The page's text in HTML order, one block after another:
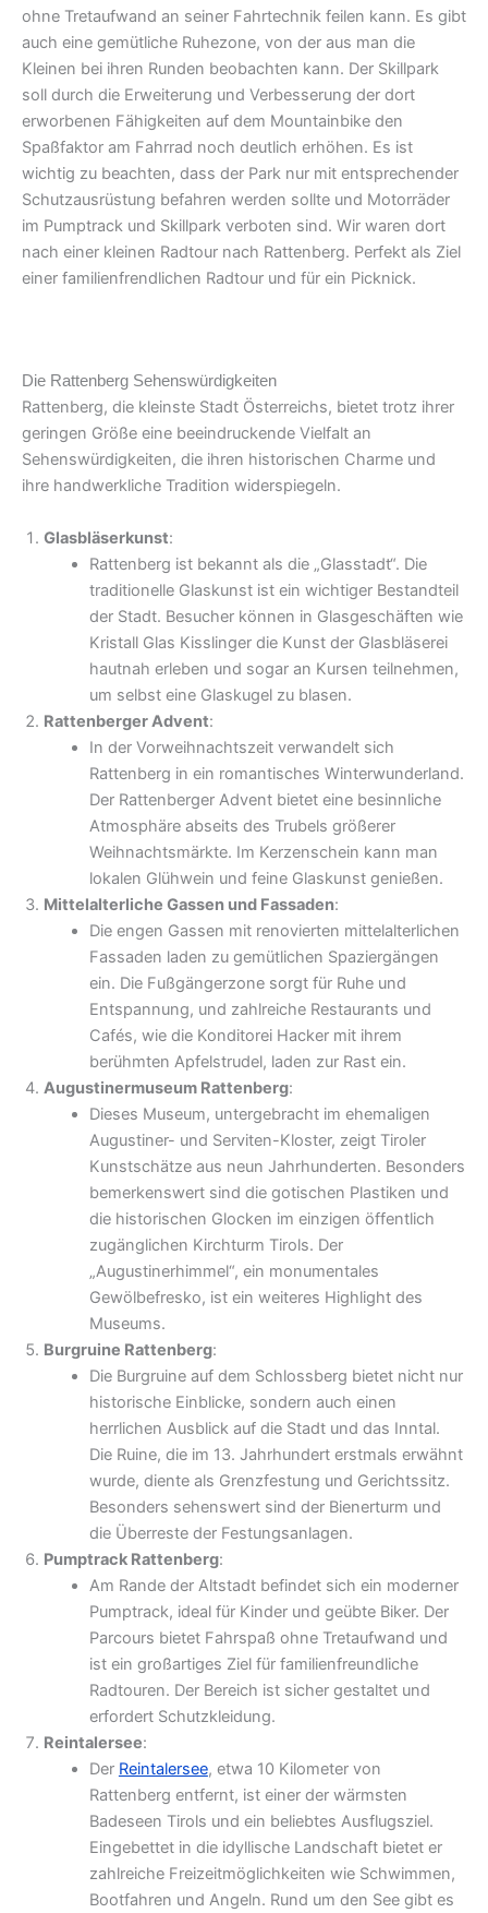
ohne Tretaufwand an seiner Fahrtechnik feilen kann. Es gibt
auch eine gemütliche Ruhezone, von der aus man die
Kleinen bei ihren Runden beobachten kann. Der Skillpark
soll durch die Erweiterung und Verbesserung der dort
erworbenen Fähigkeiten auf dem Mountainbike den
Spaßfaktor am Fahrrad noch deutlich erhöhen. Es ist
wichtig zu beachten, dass der Park nur mit entsprechender
Schutzausrüstung befahren werden sollte und Motorräder
im Pumptrack und Skillpark verboten sind. Wir waren dort
nach einer kleinen Radtour nach Rattenberg. Perfekt als Ziel
einer familienfrendlichen Radtour und für ein Picknick.
Die Rattenberg Sehenswürdigkeiten
Rattenberg, die kleinste Stadt Österreichs, bietet trotz ihrer
geringen Größe eine beeindruckende Vielfalt an
Sehenswürdigkeiten, die ihren historischen Charme und
ihre handwerkliche Tradition widerspiegeln.
Glasbläserkunst:
Rattenberg ist bekannt als die „Glasstadt“. Die
traditionelle Glaskunst ist ein wichtiger Bestandteil
der Stadt. Besucher können in Glasgeschäften wie
Kristall Glas Kisslinger die Kunst der Glasbläserei
hautnah erleben und sogar an Kursen teilnehmen,
um selbst eine Glaskugel zu blasen.
Rattenberger Advent:
In der Vorweihnachtszeit verwandelt sich
Rattenberg in ein romantisches Winterwunderland.
Der Rattenberger Advent bietet eine besinnliche
Atmosphäre abseits des Trubels größerer
Weihnachtsmärkte. Im Kerzenschein kann man
lokalen Glühwein und feine Glaskunst genießen.
Mittelalterliche Gassen und Fassaden:
Die engen Gassen mit renovierten mittelalterlichen
Fassaden laden zu gemütlichen Spaziergängen
ein. Die Fußgängerzone sorgt für Ruhe und
Entspannung, und zahlreiche Restaurants und
Cafés, wie die Konditorei Hacker mit ihrem
berühmten Apfelstrudel, laden zur Rast ein.
Augustinermuseum Rattenberg:
Dieses Museum, untergebracht im ehemaligen
Augustiner- und Serviten-Kloster, zeigt Tiroler
Kunstschätze aus neun Jahrhunderten. Besonders
bemerkenswert sind die gotischen Plastiken und
die historischen Glocken im einzigen öffentlich
zugänglichen Kirchturm Tirols. Der
„Augustinerhimmel“, ein monumentales
Gewölbefresko, ist ein weiteres Highlight des
Museums.
Burgruine Rattenberg:
Die Burgruine auf dem Schlossberg bietet nicht nur
historische Einblicke, sondern auch einen
herrlichen Ausblick auf die Stadt und das Inntal.
Die Ruine, die im 13. Jahrhundert erstmals erwähnt
wurde, diente als Grenzfestung und Gerichtssitz.
Besonders sehenswert sind der Bienerturm und
die Überreste der Festungsanlagen.
Pumptrack Rattenberg:
Am Rande der Altstadt befindet sich ein moderner
Pumptrack, ideal für Kinder und geübte Biker. Der
Parcours bietet Fahrspaß ohne Tretaufwand und
ist ein großartiges Ziel für familienfreundliche
Radtouren. Der Bereich ist sicher gestaltet und
erfordert Schutzkleidung.
Reintalersee:
Der Reintalersee, etwa 10 Kilometer von
Rattenberg entfernt, ist einer der wärmsten
Badeseen Tirols und ein beliebtes Ausflugsziel.
Eingebettet in die idyllische Landschaft bietet er
zahlreiche Freizeitmöglichkeiten wie Schwimmen,
Bootfahren und Angeln. Rund um den See gibt es